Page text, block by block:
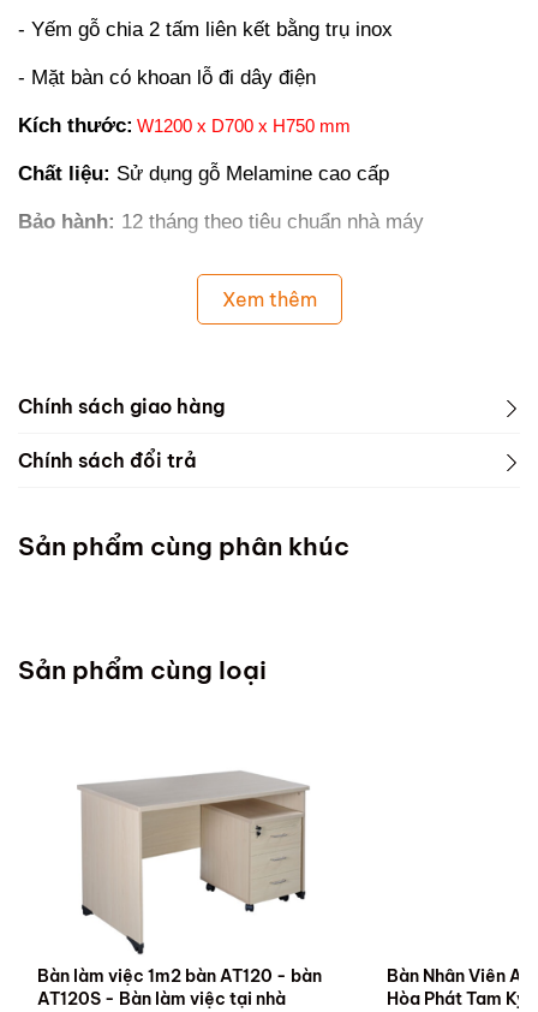
- Yếm gỗ chia 2 tấm liên kết bằng trụ inox
- Mặt bàn có khoan lỗ đi dây điện
Kích thước: W1200 x D700 x H750 mm
Chất liệu: Sử dụng gỗ Melamine cao cấp
Bảo hành: 12 tháng theo tiêu chuẩn nhà máy
Xem thêm
Chính sách giao hàng
Chính sách đổi trả
Sản phẩm cùng phân khúc
Sản phẩm cùng loại
Bàn làm việc 1m2 bàn AT120 - bàn
AT120S - Bàn làm việc tại nhà
Bàn Nhân Viên
Hòa Phát Tam Kỳ